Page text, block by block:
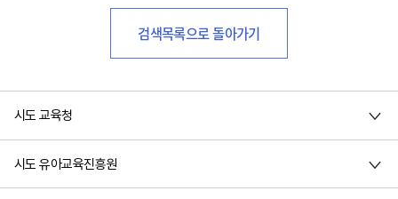
검색목록으로 돌아가기
시도 교육청
시도 유아교육진흥원